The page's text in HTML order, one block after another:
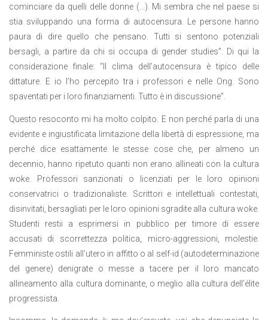
cominciare da quelli delle donne (…). Mi sembra che nel paese si
stia sviluppando una forma di autocensura. Le persone hanno
paura di dire quello che pensano. Tutti si sentono potenziali
bersagli, a partire da chi si occupa di gender studies”. Di qui la
considerazione finale: “Il clima dell’autocensura è tipico delle
dittature. E io l’ho percepito tra i professori e nelle Ong. Sono
spaventati per i loro finanziamenti. Tutto è in discussione”.
Questo resoconto mi ha molto colpito. E non perché parla di una
evidente e ingiustificata limitazione della libertà di espressione, ma
perché dice esattamente le stesse cose che, per almeno un
decennio, hanno ripetuto quanti non erano allineati con la cultura
woke. Professori sanzionati o licenziati per le loro opinioni
conservatrici o tradizionaliste. Scrittori e intellettuali contestati,
disinvitati, bersagliati per le loro opinioni sgradite alla cultura woke.
Studenti restii a esprimersi in pubblico per timore di essere
accusati di scorrettezza politica, micro-aggressioni, molestie.
Femministe ostili all’utero in affitto o al self-id (autodeterminazione
del genere) denigrate o messe a tacere per il loro mancato
allineamento alla cultura dominante, o meglio alla cultura dell’élite
progressista.